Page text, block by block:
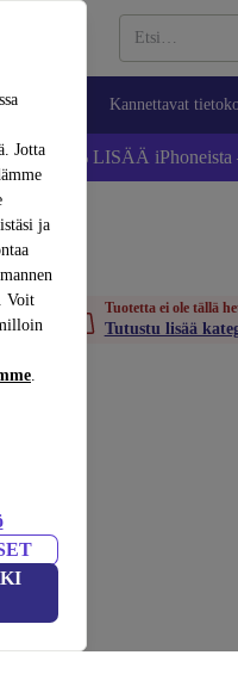
Jotta
ja
Voit
.
Kannettavat
Säästä 5 % LISÄÄ
Tuotetta ei ole tällä
Tutustu lisää